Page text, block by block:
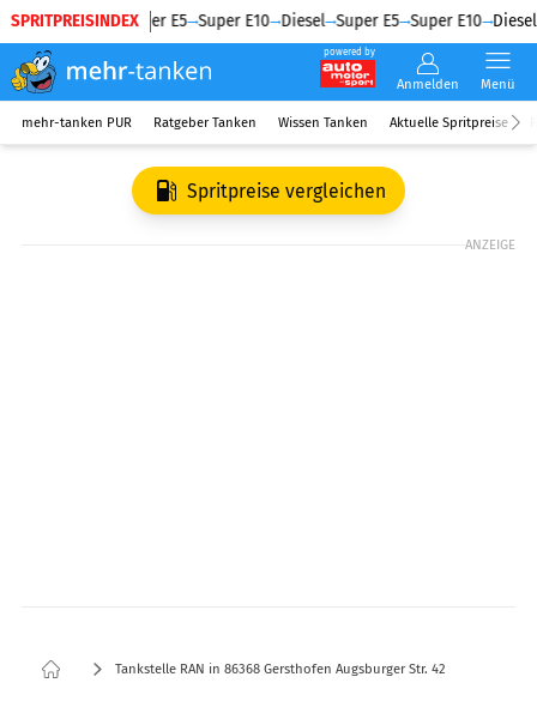
SPRITPREISINDEX
Diesel Super E5 Super E10 Diesel Super E5 Super E10 Diesel
powered by
Anmelden Menü
mehr-tanken PUR Ratgeber Tanken Wissen Tanken Aktuelle Spritpreise
Spritpreise vergleichen
ANZEIGE
Tankstelle RAN in 86368 Gersthofen Augsburger Str. 42